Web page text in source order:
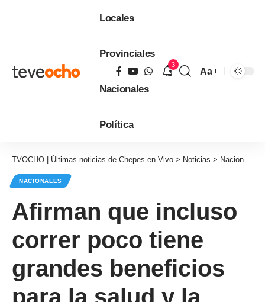
Locales
Provinciales
Nacionales
Política
3
Aa
TVOCHO | Últimas noticias de Chepes en Vivo > Noticias > Nacionales
NACIONALES
Afirman que incluso
correr poco tiene
grandes beneficios
para la salud y la